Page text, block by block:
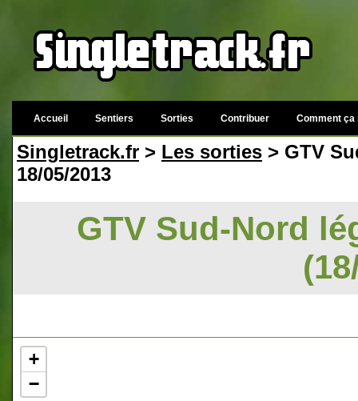
Accueil Sentiers Sorties Contribuer Comment ça
Singletrack.fr > Les sorties > GTV
18/05/2013
GTV Sud-Nord
+
−